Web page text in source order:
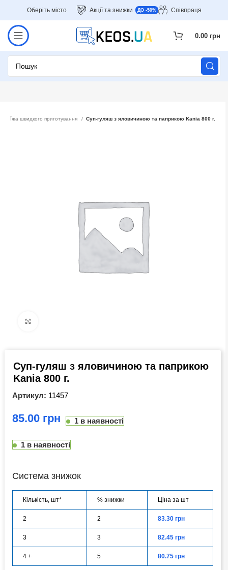
Оберіть місто Акції та знижки ДО -50% Співпраця
0.00 грн
Їжа швидкого приготування Суп-гуляш з яловичиною та паприкою Kania 800 г.
Суп-гуляш з яловичиною та паприкою
Kania 800 г.
Артикул: 11457
грн 1 в наявності
1 в наявності
Система знижок
Кількість, шт* % знижки Ціна за шт
2 2 83.30 грн
3 3 82.45 грн
4 + 5 80.75 грн